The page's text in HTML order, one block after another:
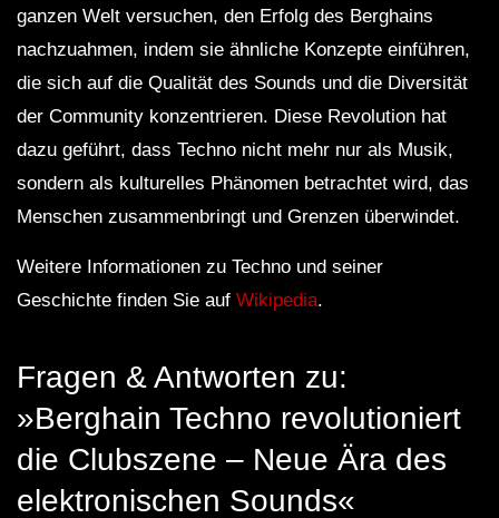
ganzen Welt versuchen, den Erfolg des Berghains
nachzuahmen, indem sie ähnliche Konzepte einführen,
die sich auf die Qualität des Sounds und die Diversität
der Community konzentrieren. Diese Revolution hat
dazu geführt, dass Techno nicht mehr nur als Musik,
sondern als kulturelles Phänomen betrachtet wird, das
Menschen zusammenbringt und Grenzen überwindet.
Weitere Informationen zu Techno und seiner
Geschichte finden Sie auf Wikipedia.
Fragen & Antworten zu:
»Berghain Techno revolutioniert
die Clubszene – Neue Ära des
elektronischen Sounds«